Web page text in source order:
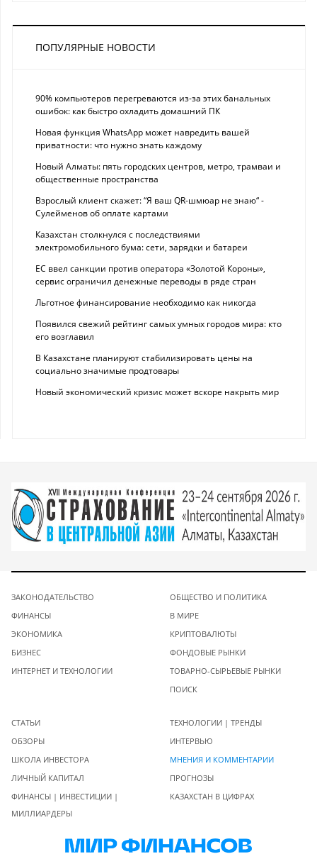
ПОПУЛЯРНЫЕ НОВОСТИ
90% компьютеров перегреваются из-за этих банальных
ошибок: как быстро охладить домашний ПК
Новая функция WhatsApp может навредить вашей
приватности: что нужно знать каждому
Новый Алматы: пять городских центров, метро, трамваи и
общественные пространства
Взрослый клиент скажет: “Я ваш QR-шмюар не знаю“ -
Сулейменов об оплате картами
Казахстан столкнулся с последствиями
электромобильного бума: сети, зарядки и батареи
ЕС ввел санкции против оператора «Золотой Короны»,
сервис ограничил денежные переводы в ряде стран
Льготное финансирование необходимо как никогда
Появился свежий рейтинг самых умных городов мира: кто
его возглавил
В Казахстане планируют стабилизировать цены на
социально значимые продтовары
Новый экономический кризис может вскоре накрыть мир
ЗАКОНОДАТЕЛЬСТВО
ФИНАНСЫ
ЭКОНОМИКА
БИЗНЕС
ИНТЕРНЕТ И ТЕХНОЛОГИИ
ОБЩЕСТВО И ПОЛИТИКА
В МИРЕ
КРИПТОВАЛЮТЫ
ФОНДОВЫЕ РЫНКИ
ТОВАРНО-СЫРЬЕВЫЕ РЫНКИ
ПОИСК
СТАТЬИ
ОБЗОРЫ
ШКОЛА ИНВЕСТОРА
ЛИЧНЫЙ КАПИТАЛ
ФИНАНСЫ | ИНВЕСТИЦИИ |
МИЛЛИАРДЕРЫ
ТЕХНОЛОГИИ | ТРЕНДЫ
ИНТЕРВЬЮ
МНЕНИЯ И КОММЕНТАРИИ
ПРОГНОЗЫ
КАЗАХСТАН В ЦИФРАХ